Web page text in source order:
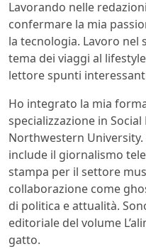
Lavorando nelle
confermare la mia
la tecnologia. Lavoro nel
tema dei viaggi al
lettore spunti
Ho integrato la mia
specializzazione in
Northwestern
include il giornalismo
stampa per il settore
collaborazione come
di politica e attualità.
editoriale del volume
gatto.